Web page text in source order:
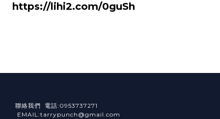
https://lihi2.com/0guSh
聯絡我們 電話:0953737271
EMAIL:tarrypunch@gmail.com